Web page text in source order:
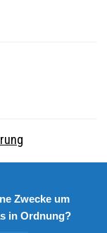
Zwecke um
in Ordnung?